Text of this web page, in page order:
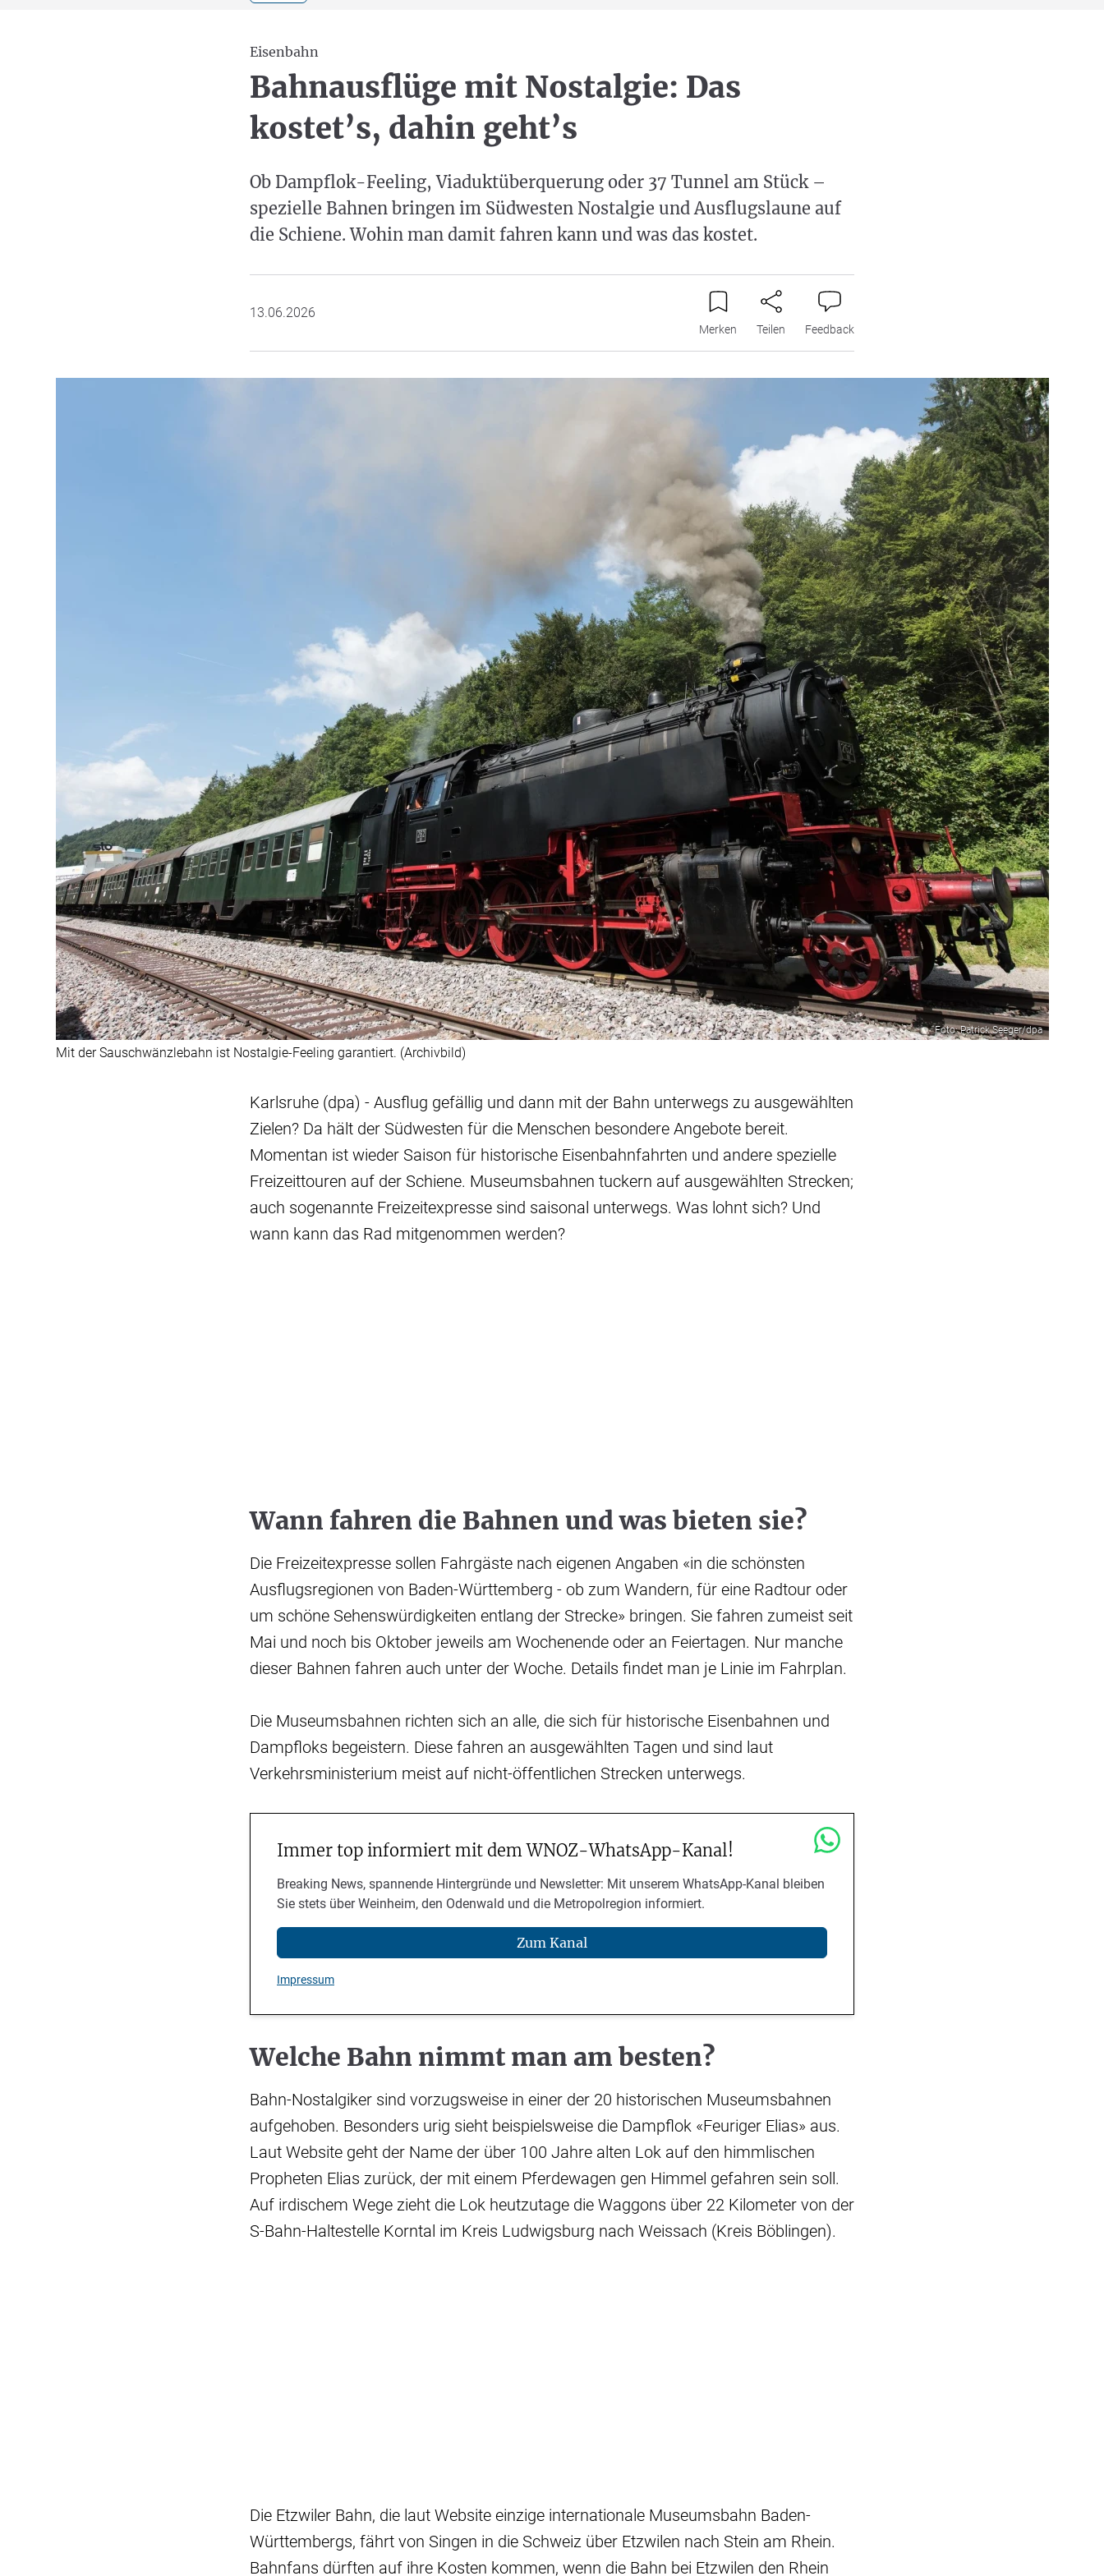
Eisenbahn
Bahnausflüge mit Nostalgie: Das
kostet’s, dahin geht’s
Ob Dampflok-Feeling, Viaduktüberquerung oder 37 Tunnel am Stück –
spezielle Bahnen bringen im Südwesten Nostalgie und Ausflugslaune auf
die Schiene. Wohin man damit fahren kann und was das kostet.
13.06.2026
Merken Teilen Feedback
Foto: Patrick Seeger/dpa
Mit der Sauschwänzlebahn ist Nostalgie-Feeling garantiert. (Archivbild)
Karlsruhe (dpa) - Ausflug gefällig und dann mit der Bahn unterwegs zu ausgewählten
Zielen? Da hält der Südwesten für die Menschen besondere Angebote bereit.
Momentan ist wieder Saison für historische Eisenbahnfahrten und andere spezielle
Freizeittouren auf der Schiene. Museumsbahnen tuckern auf ausgewählten Strecken;
auch sogenannte Freizeitexpresse sind saisonal unterwegs. Was lohnt sich? Und
wann kann das Rad mitgenommen werden?
Wann fahren die Bahnen und was bieten sie?
Die Freizeitexpresse sollen Fahrgäste nach eigenen Angaben «in die schönsten
Ausflugsregionen von Baden-Württemberg - ob zum Wandern, für eine Radtour oder
um schöne Sehenswürdigkeiten entlang der Strecke» bringen. Sie fahren zumeist seit
Mai und noch bis Oktober jeweils am Wochenende oder an Feiertagen. Nur manche
dieser Bahnen fahren auch unter der Woche. Details findet man je Linie im Fahrplan.
Die Museumsbahnen richten sich an alle, die sich für historische Eisenbahnen und
Dampfloks begeistern. Diese fahren an ausgewählten Tagen und sind laut
Verkehrsministerium meist auf nicht-öffentlichen Strecken unterwegs.
Immer top informiert mit dem WNOZ-WhatsApp-Kanal!
Breaking News, spannende Hintergründe und Newsletter: Mit unserem WhatsApp-Kanal bleiben
Sie stets über Weinheim, den Odenwald und die Metropolregion informiert.
Zum Kanal
Impressum
Welche Bahn nimmt man am besten?
Bahn-Nostalgiker sind vorzugsweise in einer der 20 historischen Museumsbahnen
aufgehoben. Besonders urig sieht beispielsweise die Dampflok «Feuriger Elias» aus.
Laut Website geht der Name der über 100 Jahre alten Lok auf den himmlischen
Propheten Elias zurück, der mit einem Pferdewagen gen Himmel gefahren sein soll.
Auf irdischem Wege zieht die Lok heutzutage die Waggons über 22 Kilometer von der
S-Bahn-Haltestelle Korntal im Kreis Ludwigsburg nach Weissach (Kreis Böblingen).
Die Etzwiler Bahn, die laut Website einzige internationale Museumsbahn Baden-
Württembergs, fährt von Singen in die Schweiz über Etzwilen nach Stein am Rhein.
Bahnfans dürften auf ihre Kosten kommen, wenn die Bahn bei Etzwilen den Rhein